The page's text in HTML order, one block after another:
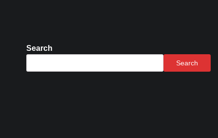
Search
Search